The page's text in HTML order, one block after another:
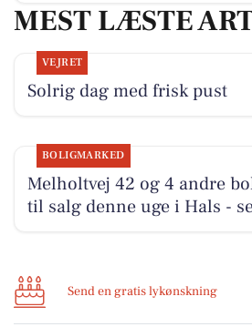
MEST LÆSTE
VEJRET
Solrig dag med frisk pust
BOLIGMARKED
Melholtvej 42 og 4 andre
til salg denne uge i Hals -
Send en gratis lykønskning